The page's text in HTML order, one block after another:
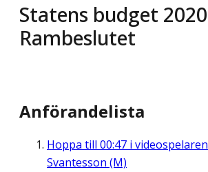
Statens budget 2020
Rambeslutet
Anförandelista
Hoppa till 00:47 i videospelaren
Svantesson (M)